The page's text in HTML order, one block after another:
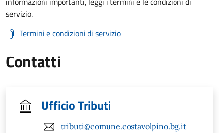
servizio.
Termini e condizioni di servizio
Contatti
Ufficio Tributi
tributi@comune.costavolpino.bg.it